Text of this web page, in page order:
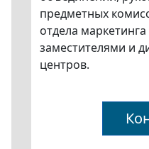
предметных
отдела
заместителями и
центров.